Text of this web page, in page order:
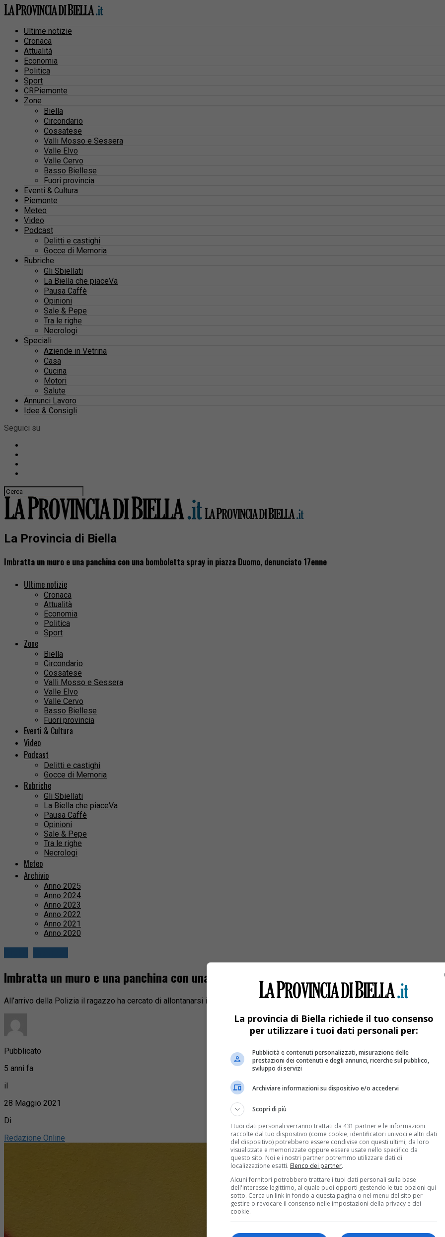
Ultime notizie
Cronaca
Attualità
Economia
Politica
Sport
CRPiemonte
Zone
Biella
Circondario
Cossatese
Valli Mosso e Sessera
Valle Elvo
Valle Cervo
Basso Biellese
Fuori provincia
Eventi & Cultura
Piemonte
Meteo
Video
Podcast
Delitti e castighi
Gocce di Memoria
Rubriche
Gli Sbiellati
La Biella che piaceVa
Pausa Caffè
Opinioni
Sale & Pepe
Tra le righe
Necrologi
Speciali
Aziende in Vetrina
Casa
Cucina
Motori
Salute
Annunci Lavoro
Idee & Consigli
Seguici su
La Provincia di Biella
Imbratta un muro e una panchina con una bomboletta spray in piazza Duomo, denunciato 17enne
Ultime notizie
Cronaca
Attualità
Economia
Politica
Sport
Zone
Biella
Circondario
Cossatese
Valli Mosso e Sessera
Valle Elvo
Valle Cervo
Basso Biellese
Fuori provincia
Eventi & Cultura
Video
Podcast
Delitti e castighi
Gocce di Memoria
Rubriche
Gli Sbiellati
La Biella che piaceVa
Pausa Caffè
Opinioni
Sale & Pepe
Tra le righe
Necrologi
Meteo
Archivio
Anno 2025
Anno 2024
Anno 2023
Anno 2022
Anno 2021
Anno 2020
Imbratta un muro e una panchina con una bomboletta spray in piazza Duomo, denunciato
All’arrivo della Polizia il ragazzo ha cercato di allontanarsi in taxi
Pubblicato
5 anni fa
il
28 Maggio 2021
Di
Redazione Online
La provincia di Biella richiede il tuo consenso
per utilizzare i tuoi dati personali per:
Pubblicità e contenuti personalizzati, misurazione delle
prestazioni dei contenuti e degli annunci, ricerche sul pubblico,
sviluppo di servizi
Archiviare informazioni su dispositivo e/o accedervi
Scopri di più
I tuoi dati personali verranno trattati da 431 partner e le informazioni
raccolte dal tuo dispositivo (come cookie, identificatori univoci e altri dati
del dispositivo) potrebbero essere condivise con questi ultimi, da loro
visualizzate e memorizzate oppure essere usate nello specifico da
questo sito. Noi e i nostri partner potremmo utilizzare dati di
localizzazione esatti. Elenco dei partner.
Alcuni fornitori potrebbero trattare i tuoi dati personali sulla base
dell'interesse legittimo, al quale puoi opporti gestendo le tue opzioni qui
sotto. Cerca un link in fondo a questa pagina o nel menu del sito per
gestire o revocare il consenso nelle impostazioni della privacy e dei
cookie.